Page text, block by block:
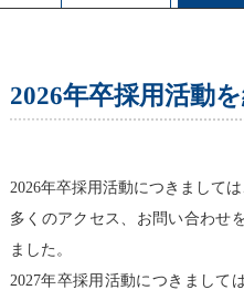
2026年卒採用活動
2026年卒採用活動につきましては
多くのアクセス、お問い合わせ
ました。
2027年卒採用活動につきまして